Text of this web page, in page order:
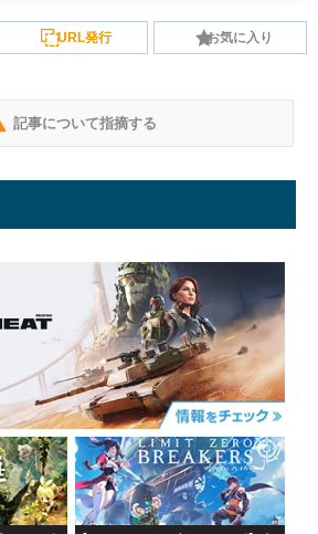
URL発行 お気に入り
記事について指摘する